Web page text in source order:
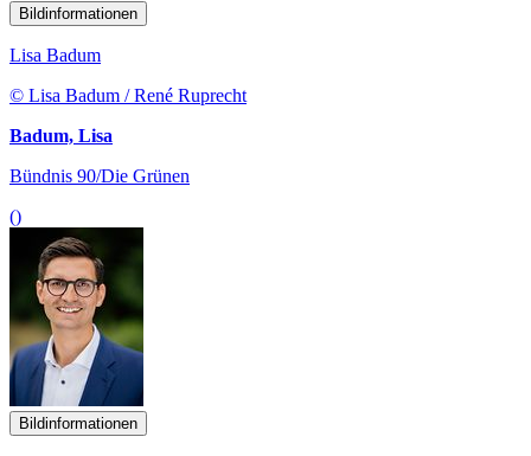
Bildinformationen
Lisa Badum
© Lisa Badum / René Ruprecht
Badum, Lisa
Bündnis 90/Die Grünen
()
Bildinformationen